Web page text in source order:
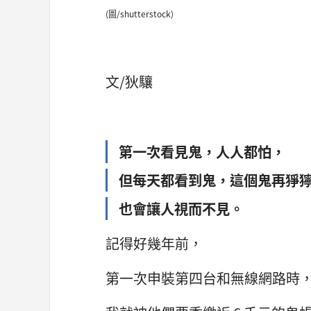
(圖/shutterstock)
文/狄驤
第一次看見鬼，人人都怕，
但每天都看到鬼，這個鬼再猙
也會讓人視而不見。
記得好幾年前，
第一次申裝第四台和無線網路時